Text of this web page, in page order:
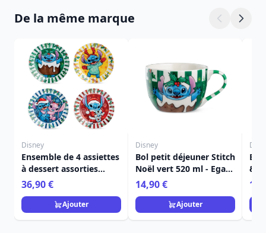
De la même marque
Disney
Ensemble de 4 assiettes
à dessert assorties
Stitch Noël - Egan
Disney Home
36,90 €
Ajouter
Disney
Bol petit déjeuner Stitch
Noël vert 520 ml - Egan
Disney Home
14,90 €
Ajouter
Bol
&
ml